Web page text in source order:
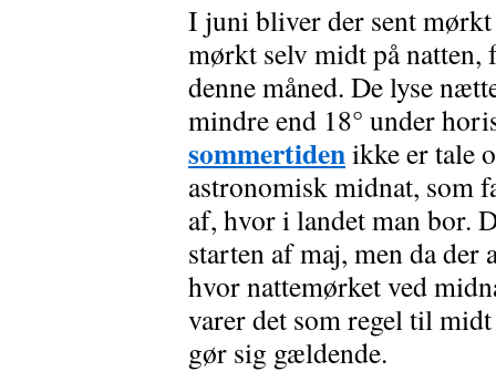
I juni bliver der sent
mørkt selv midt på
denne måned. De lyse
mindre end 18° under
sommertidenikke er tale
astronomisk midnat,
af, hvor i landet man bor.
starten af maj, men da der
hvor nattemørket ved
varer det som regel til
gør sig gældende.